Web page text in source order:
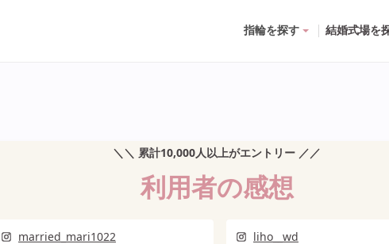
指輪を探す 結婚式場を
＼＼ 累計10,000人以上がエントリー ／／
利用者の感想
married_mari1022 liho__wd